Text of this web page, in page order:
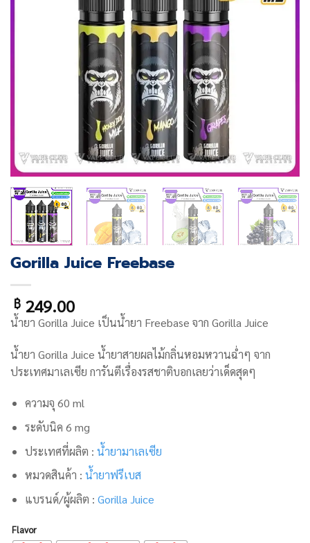
Gorilla Juice Freebase
฿249.00
น้ำยา Gorilla Juice เป็นน้ำยา Freebase จาก Gorilla Juice
น้ำยา Gorilla Juice น้ำยาสายผลไม้กลิ่นหอมหวานฉ่ำๆ จาก
ประเทศมาเลเซีย การันตีเรื่องรสชาติบอกเลยว่าเด็ดสุดๆ
ความจุ 60 ml
ระดับนิค 6 mg
ประเทศที่ผลิต : น้ำยามาเลเซีย
หมวดสินค้า : น้ำยาฟรีเบส
แบรนด์/ผู้ผลิต : Gorilla Juice
Flavor